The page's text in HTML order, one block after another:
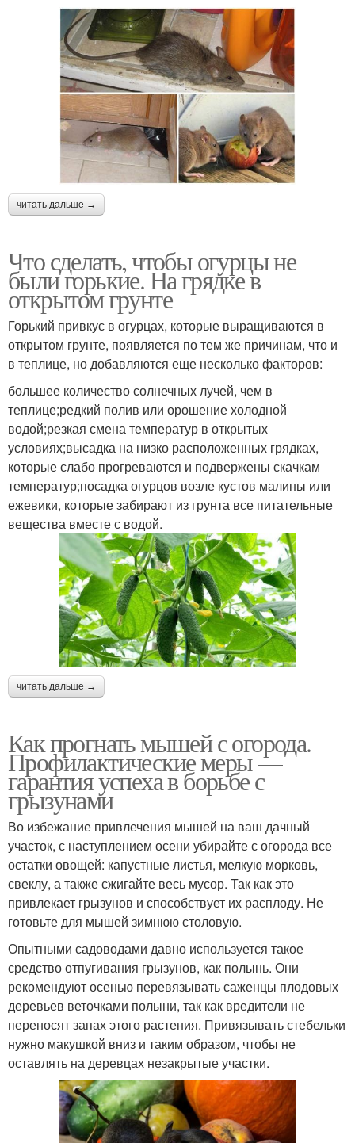
читать дальше →
Что сделать, чтобы огурцы не
были горькие. На грядке в
открытом грунте
Горький привкус в огурцах, которые выращиваются в
открытом грунте, появляется по тем же причинам, что и
в теплице, но добавляются еще несколько факторов:
большее количество солнечных лучей, чем в
теплице;редкий полив или орошение холодной
водой;резкая смена температур в открытых
условиях;высадка на низко расположенных грядках,
которые слабо прогреваются и подвержены скачкам
температур;посадка огурцов возле кустов малины или
ежевики, которые забирают из грунта все питательные
вещества вместе с водой.
читать дальше →
Как прогнать мышей с огорода.
Профилактические меры —
гарантия успеха в борьбе с
грызунами
Во избежание привлечения мышей на ваш дачный
участок, с наступлением осени убирайте с огорода все
остатки овощей: капустные листья, мелкую морковь,
свеклу, а также сжигайте весь мусор. Так как это
привлекает грызунов и способствует их расплоду. Не
готовьте для мышей зимнюю столовую.
Опытными садоводами давно используется такое
средство отпугивания грызунов, как полынь. Они
рекомендуют осенью перевязывать саженцы плодовых
деревьев веточками полыни, так как вредители не
переносят запах этого растения. Привязывать стебельки
нужно макушкой вниз и таким образом, чтобы не
оставлять на деревцах незакрытые участки.